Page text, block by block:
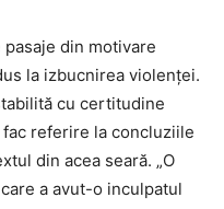
din motivare
la izbucnirea violenței.
cu certitudine
referire la concluziile
din acea seară. „O
a avut-o inculpatul